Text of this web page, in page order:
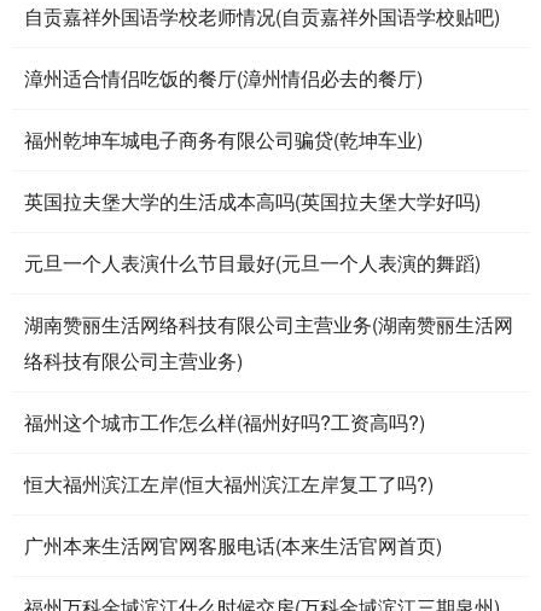
自贡嘉祥外国语学校老师情况(自贡嘉祥外国语学校贴吧)
漳州适合情侣吃饭的餐厅(漳州情侣必去的餐厅)
福州乾坤车城电子商务有限公司骗贷(乾坤车业)
英国拉夫堡大学的生活成本高吗(英国拉夫堡大学好吗)
元旦一个人表演什么节目最好(元旦一个人表演的舞蹈)
湖南赞丽生活网络科技有限公司主营业务(湖南赞丽生活网
络科技有限公司主营业务)
福州这个城市工作怎么样(福州好吗?工资高吗?)
恒大福州滨江左岸(恒大福州滨江左岸复工了吗?)
广州本来生活网官网客服电话(本来生活官网首页)